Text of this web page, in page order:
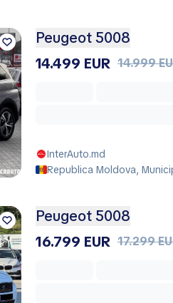
Peugeot 5008
14.499 EUR 14.999
InterAuto.md
Republica Moldova,
Peugeot 5008
16.799 EUR 17.299